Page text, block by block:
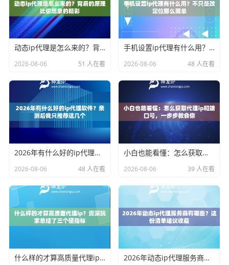
动态ip代理是怎么来的？背后的原理比你想象的精彩
2026-08-06 51 人在看
手机设置ip代理有什么用？不只是改定位那么简单
2026-08-06 48 人在看
2026年有什么好的ip代理软件？亲测后我只推荐这几个
2026-08-06 48 人在看
小白也能看懂：怎么获取代理ip和端口号，一步步教会你
2026-08-06 39 人在看
什么样的才算高质量代理ip？资深玩家总结了三个硬指标 2026年动态ip代理服务商有哪些？这份清单建议收藏